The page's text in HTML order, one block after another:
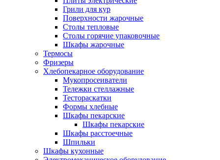
Грили для кур
Поверхности жарочные
Столы тепловые
Столы горячие упаковочные
Шкафы жарочные
Термосы
Фризеры
Хлебопекарное оборудование
Мукопросеиватели
Тележки стеллажные
Тестораскатки
Формы хлебные
Шкафы пекарские
Шкафы пекарские
Шкафы расстоечные
Шпильки
Шкафы кухонные